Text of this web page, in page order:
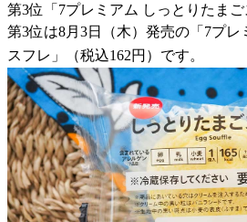
第3位「7プレミアム しっとりたまご
第3位は8月3日（木）発売の「7プ
スフレ」（税込162円）です。